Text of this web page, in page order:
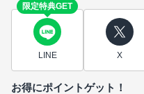
限定特典GET
LINE X
お得にポイントゲット！